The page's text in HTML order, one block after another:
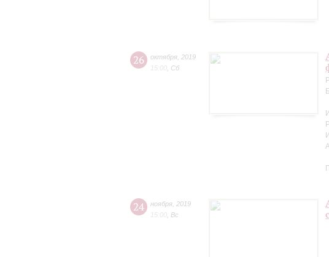
26 октября 2019
15:00 Сб
24 ноября 2019
15:00 Вс